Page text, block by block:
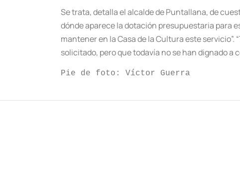
Se trata, detalla el alcalde de Puntallana, de
dónde aparece la dotación presupuestaria para
mantener en la Casa de la Cultura este
solicitado, pero que todavía no se han dignado a
Pie de foto: Víctor Guerra